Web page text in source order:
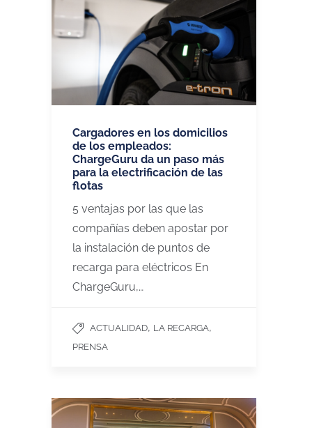
Cargadores en los domicilios
de los empleados:
ChargeGuru da un paso más
para la electrificación de las
flotas
5 ventajas por las que las
compañías deben apostar por
la instalación de puntos de
recarga para eléctricos En
ChargeGuru,…
ACTUALIDAD, LA RECARGA,
PRENSA